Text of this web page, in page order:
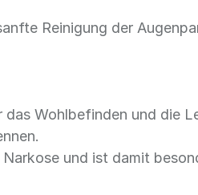
Reinigung der
Wohlbefinden und die
und ist damit